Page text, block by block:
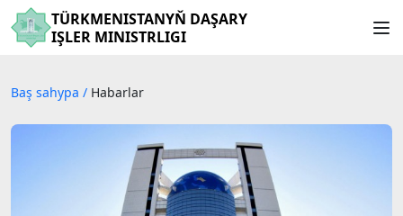
TÜRKMENISTANYŇ DAŞARY
IŞLER MINISTRLIGI
Baş sahypa / Habarlar